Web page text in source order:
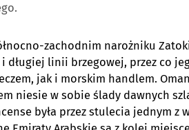
zachodnim narożniku
długiej linii brzegowej, przez co
jak i morskim handlem.
niesie w sobie ślady dawnych
była przez stulecia jednym